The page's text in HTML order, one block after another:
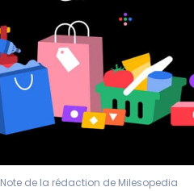
Note de la rédaction de Milesopedia